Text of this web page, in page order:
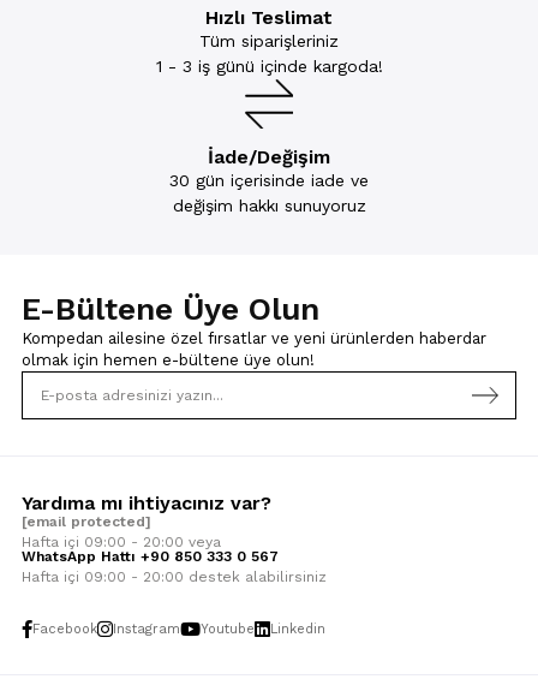
Hızlı Teslimat
Tüm siparişleriniz
1 - 3 iş günü içinde kargoda!
İade/Değişim
30 gün içerisinde iade ve
değişim hakkı sunuyoruz
E-Bültene Üye Olun
Kompedan ailesine özel fırsatlar ve yeni ürünlerden haberdar
olmak için hemen e-bültene üye olun!
Yardıma mı ihtiyacınız var?
[email protected]
Hafta içi 09:00 - 20:00 veya
WhatsApp Hattı +90 850 333 0 567
Hafta içi 09:00 - 20:00 destek alabilirsiniz
Facebook Instagram Youtube Linkedin